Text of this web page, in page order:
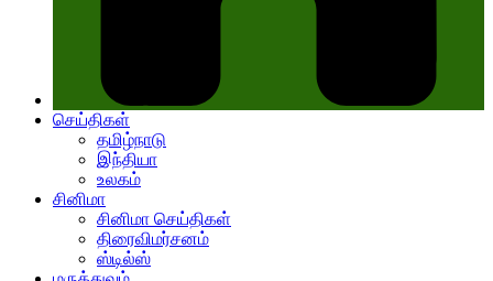
செய்திகள்
தமிழ்நாடு
இந்தியா
உலகம்
சினிமா
சினிமா செய்திகள்
திரைவிமர்சனம்
ஸ்டில்ஸ்